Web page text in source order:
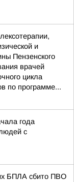
и
Пензенского
врачей
цикла
по программе...
года
с
БПЛА сбито ПВО